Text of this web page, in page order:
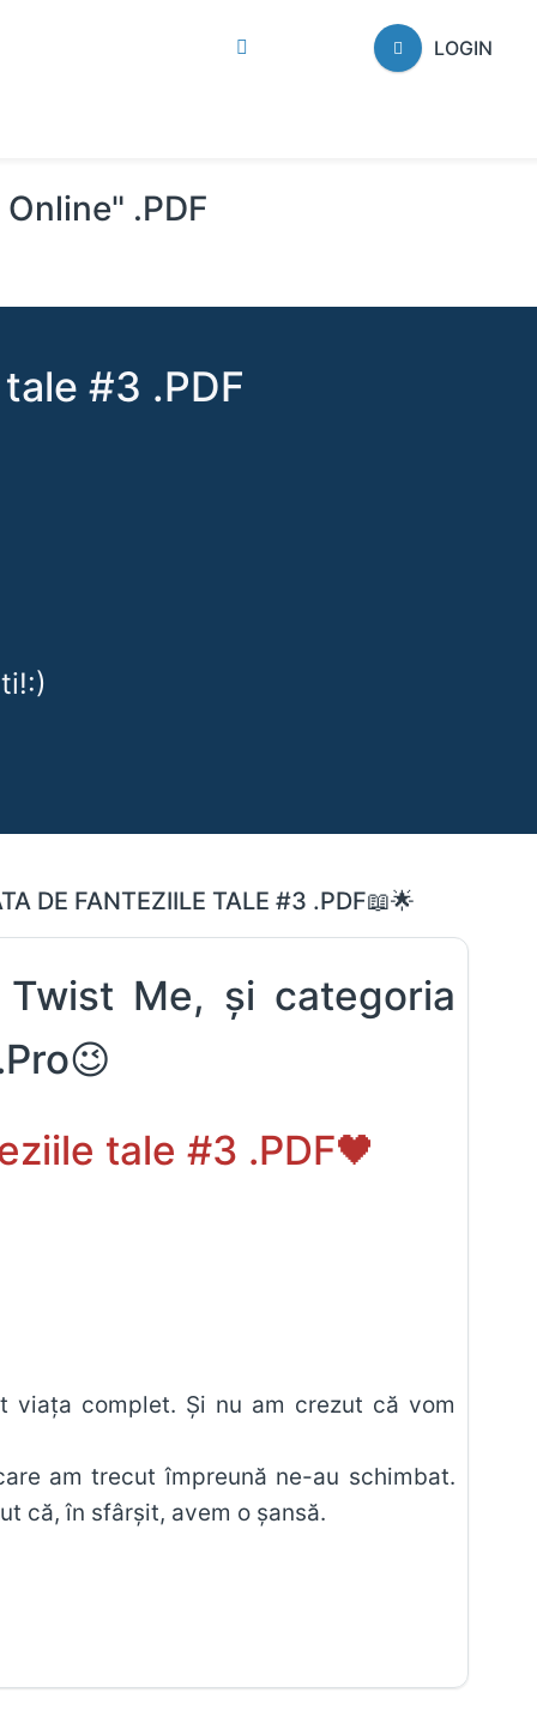
LOGIN
.PDF
#3 .PDF
DE FANTEZIILE TALE #3 .PDF📖🌟
Twist Me, și categoria
tale #3 .PDF🖤
complet. Și nu am crezut că vom
am trecut împreună ne-au schimbat.
că, în sfârșit, avem o șansă.